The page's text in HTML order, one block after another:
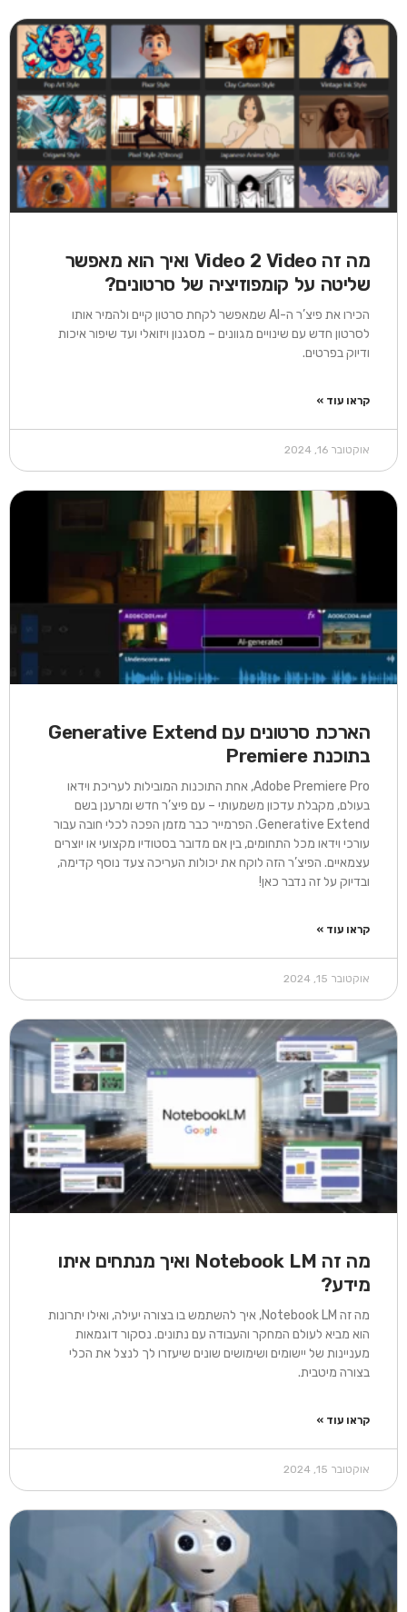
מה זה Video 2 Video ואיך הוא מאפשר
שליטה על קומפוזיציה של סרטונים?
הכירו את פיצ’ר ה-AI שמאפשר לקחת סרטון קיים ולהמיר אותו
לסרטון חדש עם שינויים מגוונים – מסגנון ויזואלי ועד שיפור איכות
ודיוק בפרטים.
קראו עוד »
אוקטובר 16, 2024
הארכת סרטונים עם Generative Extend
בתוכנת Premiere​
Adobe Premiere Pro, אחת התוכנות המובילות לעריכת וידאו
בעולם, מקבלת עדכון משמעותי – עם פיצ’ר חדש ומרענן בשם
Generative Extend. הפרמייר כבר מזמן הפכה לכלי חובה עבור
עורכי וידאו מכל התחומים, בין אם מדובר בסטודיו מקצועי או יוצרים
עצמאיים. הפיצ’ר הזה לוקח את יכולות העריכה צעד נוסף קדימה,
ובדיוק על זה נדבר כאן!​
קראו עוד »
אוקטובר 15, 2024
מה זה Notebook LM ואיך מנתחים איתו
מידע?​
מה זה Notebook LM, איך להשתמש בו בצורה יעילה, ואילו יתרונות
הוא מביא לעולם המחקר והעבודה עם נתונים. נסקור דוגמאות
מעניינות של יישומים ושימושים שונים שיעזרו לך לנצל את הכלי
בצורה מיטבית.​
קראו עוד »
אוקטובר 15, 2024